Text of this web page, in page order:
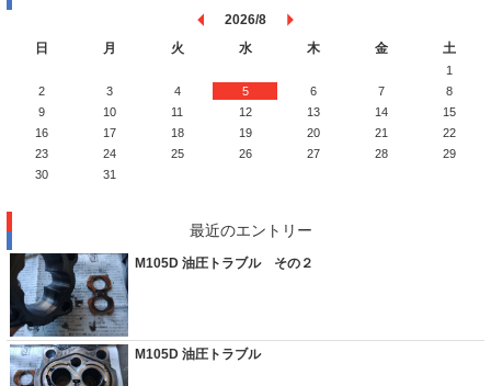
2026/8
日
月 火 水 木 金 土
1
2
3 4 5 6 7
8
9
10 11 12 13 14
15
16
17 18 19 20 21
22
23
24 25 26 27 28
29
30
31
最近のエントリー
M105D 油圧トラブル その２
M105D 油圧トラブル